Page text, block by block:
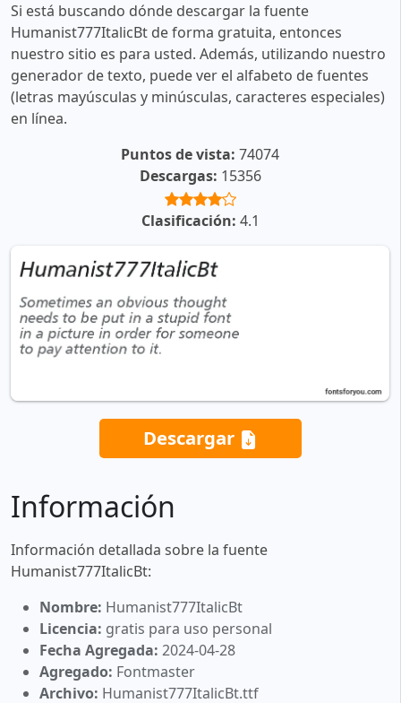
Si está buscando dónde descargar la fuente
Humanist777ItalicBt de forma gratuita, entonces
nuestro sitio es para usted. Además, utilizando nuestro
generador de texto, puede ver el alfabeto de fuentes
(letras mayúsculas y minúsculas, caracteres especiales)
en línea.
Puntos de vista: 74074
Descargas: 15356
Clasificación: 4.1
Descargar
Información
Información detallada sobre la fuente
Humanist777ItalicBt:
Nombre: Humanist777ItalicBt
Licencia: gratis para uso personal
Fecha Agregada: 2024-04-28
Agregado: Fontmaster
Archivo: Humanist777ItalicBt.ttf